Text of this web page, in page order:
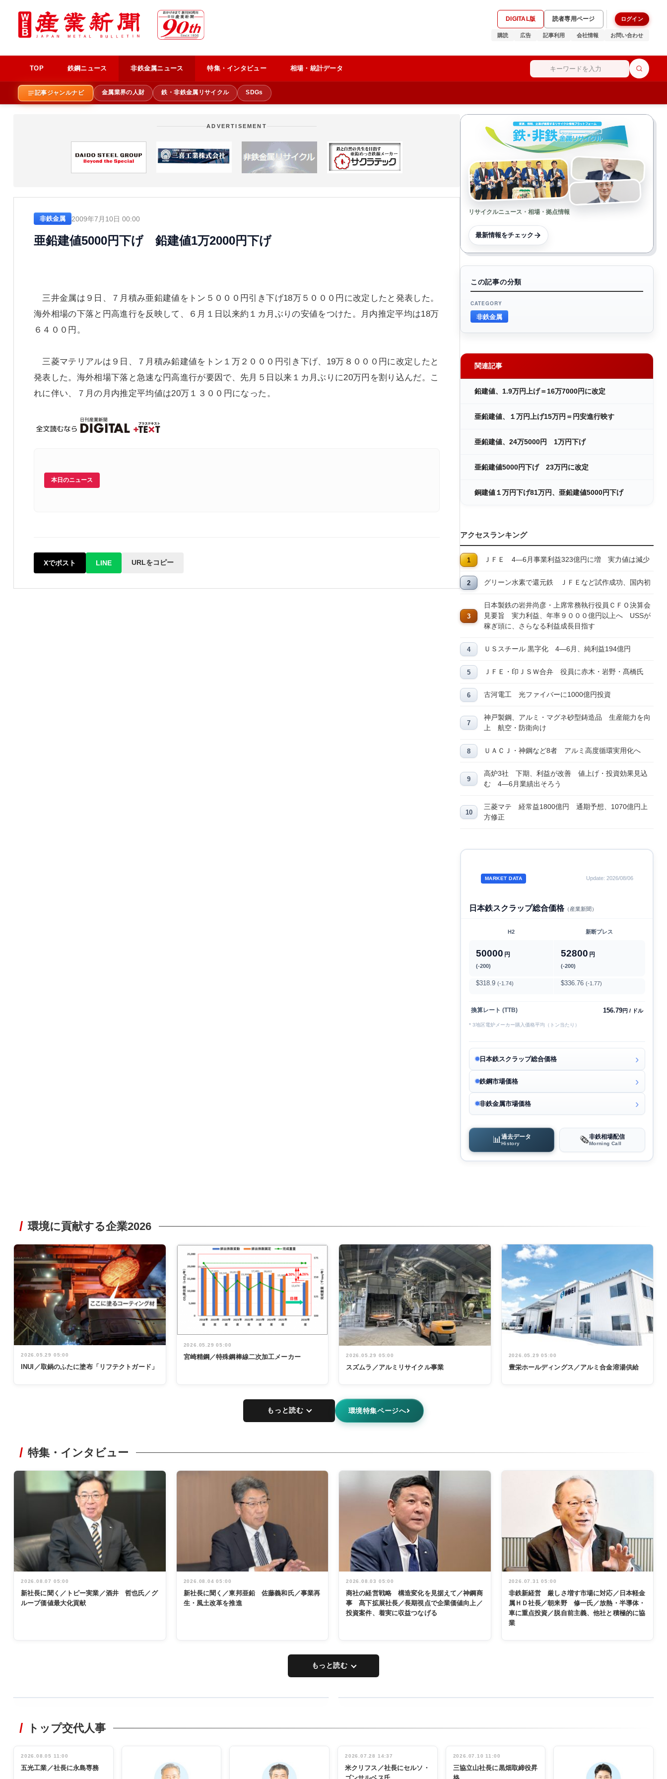
DIGITAL版 読者専用ページ ログイン
購読 広告 記事利用 会社情報 お問い合わせ
TOP 鉄鋼ニュース 非鉄金属ニュース 特集・インタビュー 相場・統計データ
記事ジャンルナビ 金属業界の人財 鉄・非鉄金属リサイクル SDGs
ADVERTISEMENT
非鉄金属 2009年7月10日 00:00
亜鉛建値5000円下げ 鉛建値1万2000円下げ
三井金属は９日、７月積み亜鉛建値をトン５０００円引き下げ18万５０００円に改定したと発表した。
海外相場の下落と円高進行を反映して、６月１日以来約１カ月ぶりの安値をつけた。月内推定平均は18万
６４００円。
三菱マテリアルは９日、７月積み鉛建値をトン１万２０００円引き下げ、19万８０００円に改定したと
発表した。海外相場下落と急速な円高進行が要因で、先月５日以来１カ月ぶりに20万円を割り込んだ。こ
れに伴い、７月の月内推定平均値は20万１３００円になった。
本日のニュース
Xでポスト LINE URLをコピー
リサイクルニュース・相場・拠点情報
最新情報をチェック
この記事の分類
CATEGORY
非鉄金属
関連記事
鉛建値、1.9万円上げ＝16万7000円に改定
亜鉛建値、１万円上げ15万円＝円安進行映す
亜鉛建値、24万5000円 1万円下げ
亜鉛建値5000円下げ 23万円に改定
銅建値１万円下げ81万円、亜鉛建値5000円下げ
アクセスランキング
ＪＦＥ 4―6月事業利益323億円に増 実力値は減少
グリーン水素で還元鉄 ＪＦＥなど試作成功、国内初
日本製鉄の岩井尚彦・上席常務執行役員ＣＦＯ決算会
見要旨 実力利益、年率９０００億円以上へ USSが
稼ぎ頭に、さらなる利益成長目指す
ＵＳスチール 黒字化 4―6月、純利益194億円
ＪＦＥ・印ＪＳＷ合弁 役員に赤木・岩野・髙橋氏
古河電工 光ファイバーに1000億円投資
神戸製鋼、アルミ・マグネ砂型鋳造品 生産能力を向
上 航空・防衛向け
ＵＡＣＪ・神鋼など8者 アルミ高度循環実用化へ
高炉3社 下期、利益が改善 値上げ・投資効果見込
む 4―6月業績出そろう
三菱マテ 経常益1800億円 通期予想、1070億円上
方修正
MARKET DATA Update: 2026/08/06
日本鉄スクラップ総合価格（産業新聞）
H2 新断プレス
50000 円
(-200)
52800 円
(-200)
$318.9 (-1.74) $336.76 (-1.77)
換算レート (TTB) 156.79円 / ドル
* 3地区電炉メーカー購入価格平均（トン当たり）
日本鉄スクラップ総合価格
鉄鋼市場価格
非鉄金属市場価格
📊 過去データ
History 🗞️非鉄相場配信
Morning Call
環境に貢献する企業2026
2026.05.29 05:00
INUI／取鍋のふたに塗布「リフテクトガード」
2026.05.29 05:00
宮崎精鋼／特殊鋼棒線二次加工メーカー 2026.05.29 05:00
スズムラ／アルミリサイクル事業
2026.05.29 05:00
豊栄ホールディングス／アルミ合金溶湯供給
もっと読む 環境特集ページへ
特集・インタビュー
2026.08.07 05:00
新社長に聞く／トピー実業／酒井 哲也氏／グ
ループ価値最大化貢献
2026.08.04 05:00
新社長に聞く／東邦亜鉛 佐藤義和氏／事業再
生・風土改革を推進
2026.08.03 05:00
商社の経営戦略 構造変化を見据えて／神鋼商
事 髙下拡展社長／長期視点で企業価値向上／
投資案件、着実に収益つなげる
2026.07.31 05:00
非鉄新経営 厳しさ増す市場に対応／日本軽金
属ＨＤ社長／朝来野 修一氏／放熱・半導体・
車に重点投資／脱自前主義、他社と積極的に協
業
もっと読む
非鉄業界で
管理職編
インタビュ
ー／社内ア
INTERVIEW
念祝う 業界
関係者ら220
人出席
トップ交代人事
2026.08.05 11:00
五光工業／社長に永島専務
2026.07.28 14:37
米クリフス／社長にセルソ・
2026.07.10 11:00
三協立山社長に黒畑取締役昇